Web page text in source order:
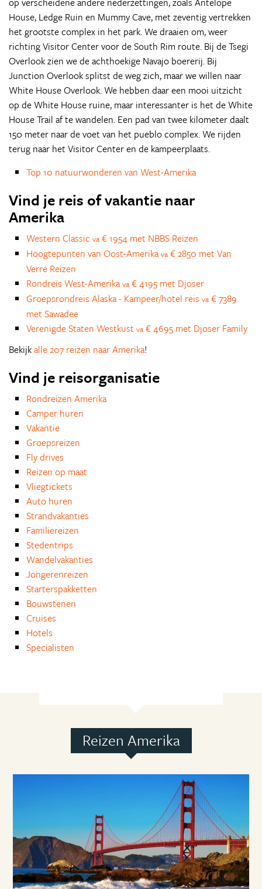
House, Ledge Ruin en Mummy Cave, met zeventig vertrekken
het grootste complex in het park. We draaien om, weer
richting Visitor Center voor de South Rim route. Bij de Tsegi
Overlook zien we de achthoekige Navajo boererij. Bij
Junction Overlook splitst de weg zich, maar we willen naar
White House Overlook. We hebben daar een mooi uitzicht
op de White House ruine, maar interessanter is het de White
House Trail af te wandelen. Een pad van twee kilometer daalt
150 meter naar de voet van het pueblo complex. We rijden
terug naar het Visitor Center en de kampeerplaats.
Top 10 natuurwonderen van West-Amerika
Vind je reis of vakantie naar
Amerika
Western Classic va € 1954 met NBBS Reizen
Hoogtepunten van Oost-Amerika va € 2850 met Van
Verre Reizen
Rondreis West-Amerika va € 4195 met Djoser
Groepsrondreis Alaska - Kampeer/hotel reis va € 7389
met Sawadee
Verenigde Staten Westkust va € 4695 met Djoser Family
Bekijkalle 207 reizen naar Amerika!
Vind je reisorganisatie
Rondreizen Amerika
Camper huren
Vakantie
Groepsreizen
Fly drives
Reizen op maat
Vliegtickets
Auto huren
Strandvakanties
Familiereizen
Stedentrips
Wandelvakanties
Jongerenreizen
Starterspakketten
Bouwstenen
Cruises
Hotels
Specialisten
Reizen Amerika